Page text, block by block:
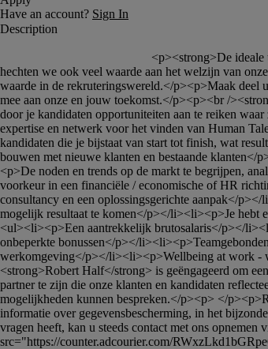
hechten we ook veel waarde aan het welzijn van
waarde in de rekruteringswereld.</p><p>Maak deel
mee aan onze en jouw toekomst.</p><p><br /
door je kandidaten opportuniteiten aan te reiken
expertise en netwerk voor het vinden van Human
kandidaten die je bijstaat van start tot finish, wat
bouwen met nieuwe klanten en bestaande
<p>De noden en trends op de markt te begrijpen,
voorkeur in een financiële / economische of HR
consultancy en een oplossingsgerichte aanpak</
mogelijk resultaat te komen</p></li><li><p>Je hebt
<ul><li><p>Een aantrekkelijk brutosalaris</p></
onbeperkte bonussen</p></
werkomgeving</p></li><li><p>Wellbeing at work -
<strong>Robert Half</strong> is geëngageerd om
partner te zijn die onze klanten en kandidaten
mogelijkheden kunnen bespreken.</p><p> </
informatie over gegevensbescherming, in het
vragen heeft, kan u steeds contact met ons opnemen
src="https://counter.adcourier.com/